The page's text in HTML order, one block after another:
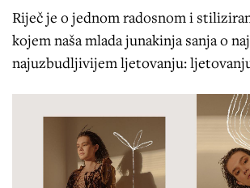
Riječ je o jednom radosnom i
kojem naša mlada junakinja sanja o
najuzbudljivijem ljetovanju: